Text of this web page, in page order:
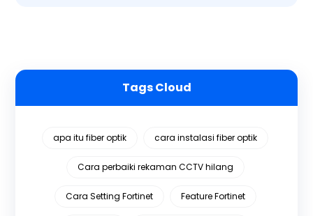
Tags Cloud
apa itu fiber optik cara instalasi fiber optik
Cara perbaiki rekaman CCTV hilang
Cara Setting Fortinet Feature Fortinet